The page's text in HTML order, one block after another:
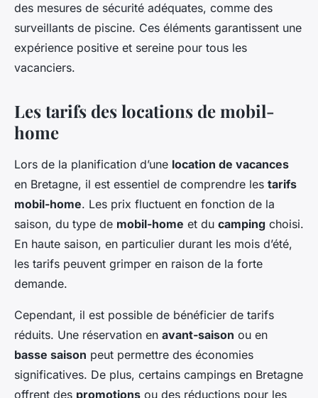
des mesures de sécurité adéquates, comme des
surveillants de piscine. Ces éléments garantissent une
expérience positive et sereine pour tous les
vacanciers.
Les tarifs des locations de mobil-
home
Lors de la planification d’une location de vacances
en Bretagne, il est essentiel de comprendre les tarifs
mobil-home. Les prix fluctuent en fonction de la
saison, du type de mobil-home et du camping choisi.
En haute saison, en particulier durant les mois d’été,
les tarifs peuvent grimper en raison de la forte
demande.
Cependant, il est possible de bénéficier de tarifs
réduits. Une réservation en avant-saison ou en
basse saison peut permettre des économies
significatives. De plus, certains campings en Bretagne
offrent des promotions ou des réductions pour les